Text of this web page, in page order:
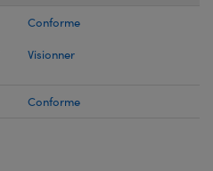
Conforme
Visionner
Conforme